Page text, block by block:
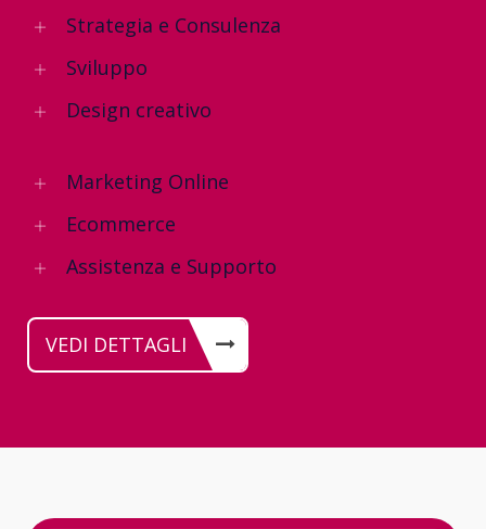
Strategia e Consulenza
Sviluppo
Design creativo
Marketing Online
Ecommerce
Assistenza e Supporto
VEDI DETTAGLI